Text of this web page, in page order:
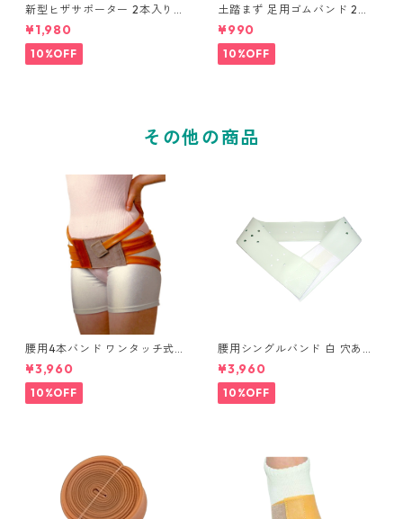
新型ヒザサポーター 2本入り
S/M/L 膝痛 バラコンバンドシ
リーズ 膝用ゴムバンド スポ
ーツ リハビリ 筋肉保護 障害予
防
¥1,980
10%OFF
土踏まず 足用ゴムバンド 2本
入り バラコンバンドシリー
ズ 足の指圧 マッサージ リラ
ックス 疲労緩和 外反母趾
¥990
10%OFF
その他の商品
腰用4本バンド ワンタッチ式
S/M/L バラコンバンド 腰
痛ベルト 腰用ゴムバンド 骨盤
ベルト 仙腸関節障害調整４
本ベルト
¥3,960
10%OFF
腰用シングルバンド 白 穴あき
S/M/L バラコンバンド ワ
ンタッチ式 腰痛ベルト 腰用ゴ
ムバンド 骨盤ベルト 仙腸関
節障害調整ベルト 穴あき
¥3,960
10%OFF